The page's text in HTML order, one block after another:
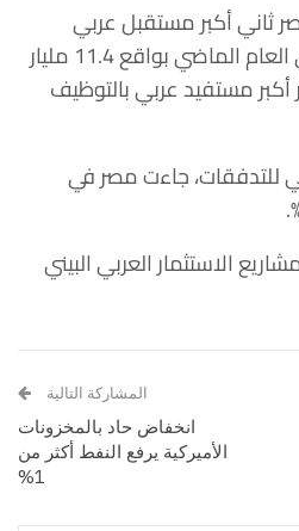
ثاني أكبر مستقبل عربي
لتدفقات الاستثمار الأجنبي العام الماضي بواقع 11.4 مليار
أكبر مستفيد عربي بالتوظيف
للتدفقات، جاءت مصر في
الاستثمار العربي البيني
المشاركة التالية
انخفاض حاد بالمخزونات
الأميركية يرفع النفط أكثر من
1%